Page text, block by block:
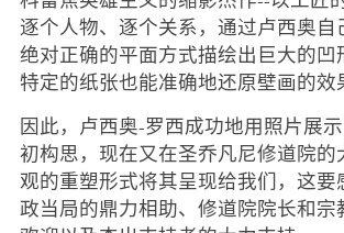
逐个人物、逐个关系，通过卢西奥自
绝对正确的平面方式描绘出巨大的凹
特定的纸张也能准确地还原壁画的效
因此，卢西奥-罗西成功地用照片展
初构思，现在又在圣乔凡尼修道院的
观的重塑形式将其呈现给我们，这要
政当局的鼎力相助、修道院院长和宗